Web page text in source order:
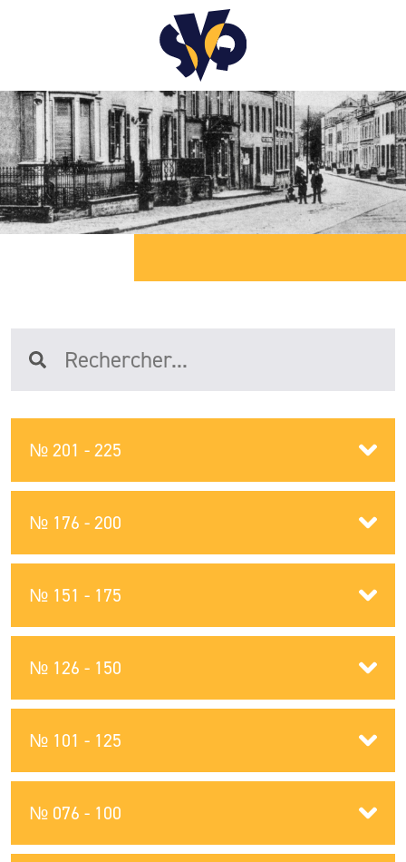
№ 076 - 100
№ 101 - 125
№ 126 - 150
№ 151 - 175
№ 176 - 200
№ 201 - 225